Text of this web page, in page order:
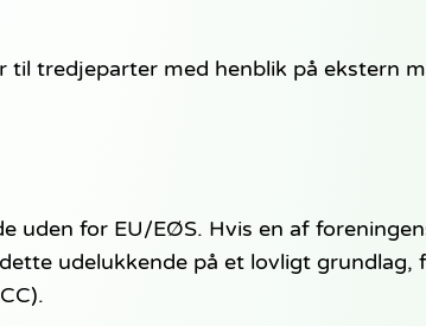
tredjeparter med henblik på ekstern
uden for EU/EØS. Hvis en af
udelukkende på et lovligt grundlag,